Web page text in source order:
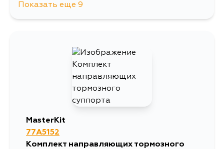
887
14 августа
Показать еще 9
MasterKit
77A5152
Комплект направляющих тормозного